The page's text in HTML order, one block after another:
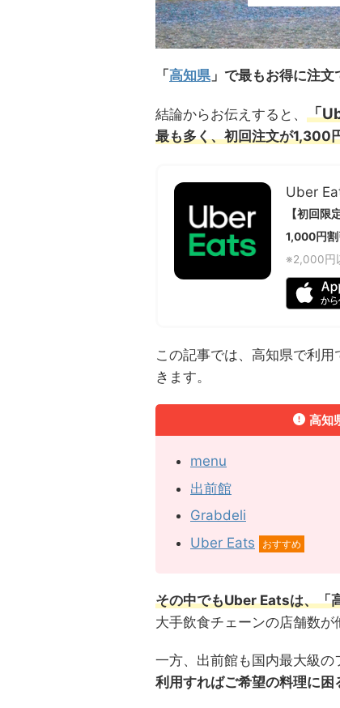
「 高知県」で最もお得に注文
結論からお伝えすると、 「
最も多く、初回注文が1,300
Uber
【初回限
1,000円割
※2,000円
この記事では、高知県で利
きます。
高知
menu
出前館
Grabdeli
Uber Eats
おすすめ
その中でもUber Eatsは、「
大手飲食チェーンの店舗数が
一方、出前館も国内最大級の
利用すればご希望の料理に困